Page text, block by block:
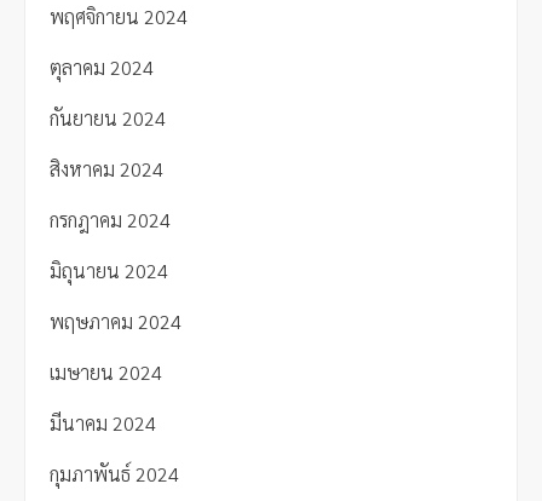
พฤศจิกายน 2024
ตุลาคม 2024
กันยายน 2024
สิงหาคม 2024
กรกฎาคม 2024
มิถุนายน 2024
พฤษภาคม 2024
เมษายน 2024
มีนาคม 2024
กุมภาพันธ์ 2024